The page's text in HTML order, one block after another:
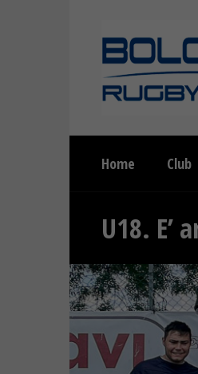
Home Club
U18. E’